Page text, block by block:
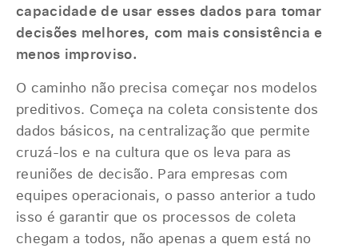
capacidade de usar esses dados para tomar
decisões melhores, com mais consistência e
menos improviso.
O caminho não precisa começar nos modelos
preditivos. Começa na coleta consistente dos
dados básicos, na centralização que permite
cruzá-los e na cultura que os leva para as
reuniões de decisão. Para empresas com
equipes operacionais, o passo anterior a tudo
isso é garantir que os processos de coleta
chegam a todos, não apenas a quem está no